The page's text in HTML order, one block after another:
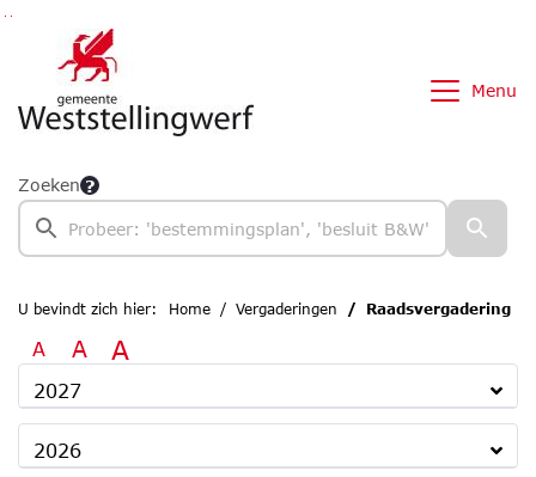
Ga naar de inhoud van deze pagina
Ga naar het zoeken
Ga naar het menu
Menu
Zoeken
U bevindt zich hier: Home Vergaderingen Raadsvergadering
A A A
2027
2026